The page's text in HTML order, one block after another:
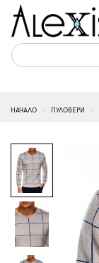
НАЧАЛО ПУЛОВЕРИ